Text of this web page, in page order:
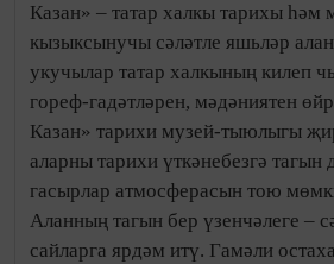
Казан» – татар халкы тарихы һәм
кызыксынучы сәләтле яшьләр
укучылар татар халкының килеп
гореф-гадәтләрен, мәдәниятен
Казан» тарихи музей-тыюлыгы
аларны тарихи үткәнебезгә тагын
гасырлар атмосферасын тою
Аланның тагын бер үзенчәлеге –
сайларга ярдәм итү. Гамәли